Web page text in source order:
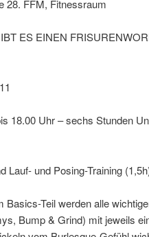
28. FFM, Fitnessraum
ES EINEN
18.00 Uhr – sechs Stunden
Lauf- und Posing-Training
Basics-Teil werden alle
Bump & Grind) mit jeweils